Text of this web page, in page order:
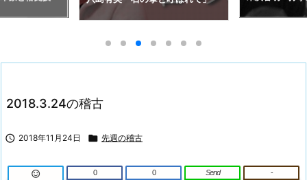
2018.3.24の稽古
 2018年11月24日  先週の稽古
 0 0 Send -